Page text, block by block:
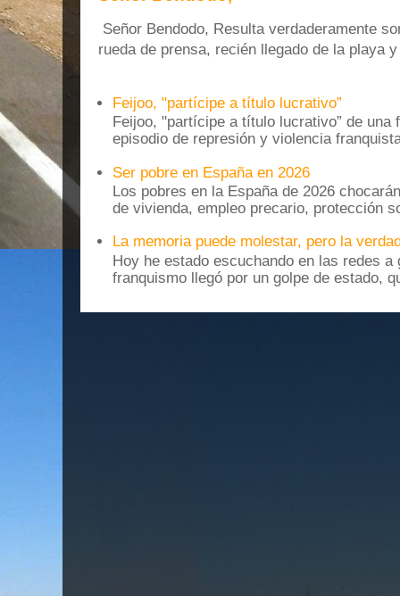
Señor Bendodo, Resulta verdaderamente
rueda de prensa, recién llegado de la playa
Feijoo, "partícipe a título lucrativo”
Feijoo, "partícipe a título lucrativo” de una
episodio de represión y violencia
Ser pobre en España en 2026
Los pobres en la España de 2026
de vivienda, empleo precario, protección
La memoria puede molestar, pero la
Hoy he estado escuchando en las redes a
franquismo llegó por un golpe de estado,